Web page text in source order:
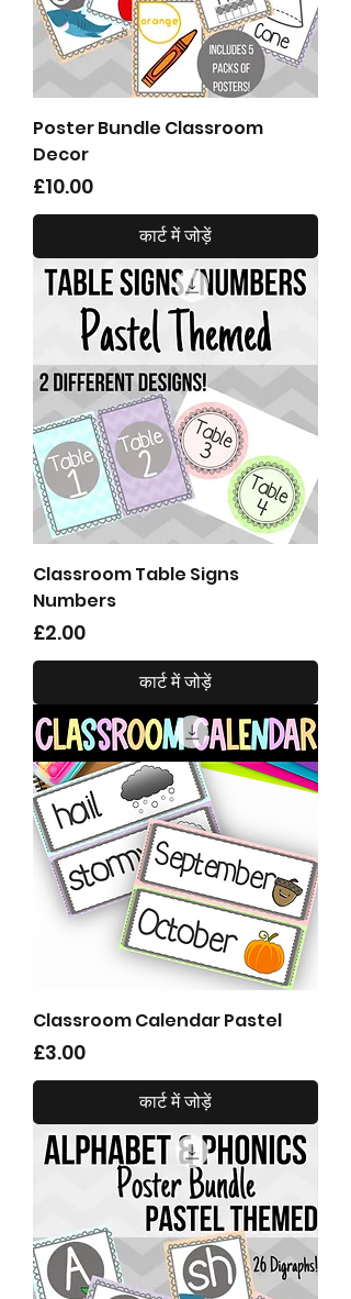
Poster Bundle Classroom
Decor
मूल्य
£10.00
कार्ट में जोड़ें
Classroom Table Signs
Numbers
मूल्य
£2.00
कार्ट में जोड़ें
Classroom Calendar Pastel
मूल्य
£3.00
कार्ट में जोड़ें